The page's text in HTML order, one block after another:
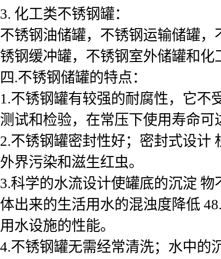
3. 化工类不锈钢罐：
不锈钢油储罐，不锈钢运输储罐
锈钢缓冲罐，不锈钢室外储罐和
四.不锈钢储罐的特点：
1.不锈钢罐有较强的耐腐性，它不
测试和检验，在常压下使用寿命可
2.不锈钢罐密封性好；密封式设计
外界污染和滋生红虫。
3.科学的水流设计使罐底的沉淀
体出来的生活用水的混浊度降低
用水设施的性能。
4.不锈钢罐无需经常清洗；水中的